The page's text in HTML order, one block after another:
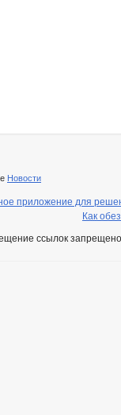
Новости
приложение для
Как
ссылок